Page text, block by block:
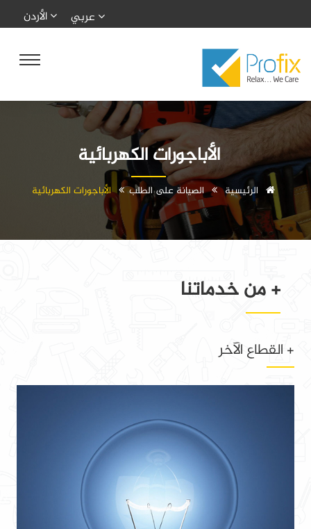
الأباجورات الكهربائية
الرئيسية الصيانة على الطلب الأباجورات الكهربائية
+ من خدماتنا
+ القطاع الآخر